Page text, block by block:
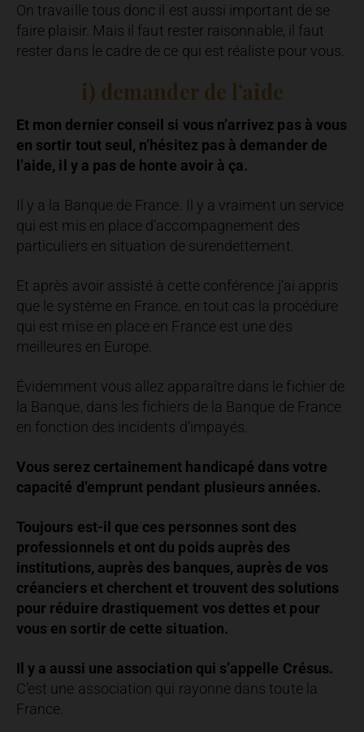
On travaille tous donc il est aussi important de se
faire plaisir. Mais il faut rester raisonnable, il faut
rester dans le cadre de ce qui est réaliste pour vous.
i) demander de l’aide
Et mon dernier conseil si vous n’arrivez pas à vous
en sortir tout seul, n’hésitez pas à demander de
l’aide, il y a pas de honte avoir à ça.
Il y a la Banque de France. Il y a vraiment un service
qui est mis en place d’accompagnement des
particuliers en situation de surendettement.
Et après avoir assisté à cette conférence j’ai appris
que le système en France, en tout cas la procédure
qui est mise en place en France est une des
meilleures en Europe.
Évidemment vous allez apparaître dans le fichier de
la Banque, dans les fichiers de la Banque de France
en fonction des incidents d’impayés.
Vous serez certainement handicapé dans votre
capacité d’emprunt pendant plusieurs années.
Toujours est-il que ces personnes sont des
professionnels et ont du poids auprès des
institutions, auprès des banques, auprès de vos
créanciers et cherchent et trouvent des solutions
pour réduire drastiquement vos dettes et pour
vous en sortir de cette situation.
Il y a aussi une association qui s’appelle Crésus.
C’est une association qui rayonne dans toute la
France.